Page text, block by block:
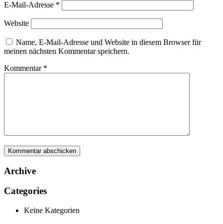
E-Mail-Adresse *
Website
Name, E-Mail-Adresse und Website in diesem Browser für
meinen nächsten Kommentar speichern.
Kommentar *
Archive
Categories
Keine Kategorien